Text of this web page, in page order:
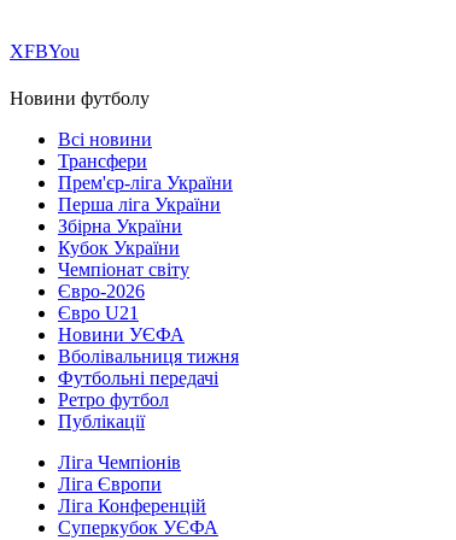
ХFBYou
Новини футболу
Всі новини
Трансфери
Прем'єр-ліга України
Перша ліга України
Збірна України
Кубок України
Чемпіонат світу
Євро-2026
Євро U21
Новини УЄФА
Вболівальниця тижня
Футбольні передачі
Ретро футбол
Публікації
Ліга Чемпіонів
Ліга Європи
Ліга Конференцій
Суперкубок УЄФА